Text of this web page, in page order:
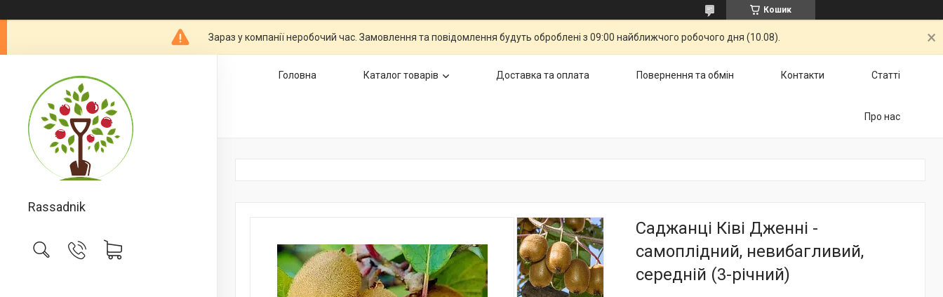
Кошик
Зараз у компанії неробочий час. Замовлення та повідомлення будуть оброблені з 09:00 найближчого робочого дня (10.08).
Rassadnik
Головна Каталог товарів Доставка та оплата Повернення та обмін Контакти Статті
Про нас
Саджанці Ківі Дженні -
самоплідний, невибагливий,
середній (3-річний)